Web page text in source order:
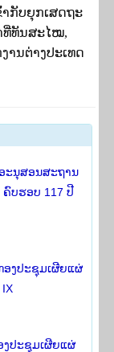
າກັບຍຸກເສດຖະ
ທີ່ທັນສະໄໝ,
ນຕ່າງປະເທດ
ະນຸສອນສະຖານ
ຄົບຮອບ 117 ປີ
ອງປະຊຸມເຜີຍແຜ່
ງປະຊຸມເຜີຍແຜ່